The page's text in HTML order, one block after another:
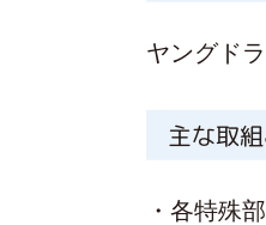
ヤングド
主な取
・各特殊